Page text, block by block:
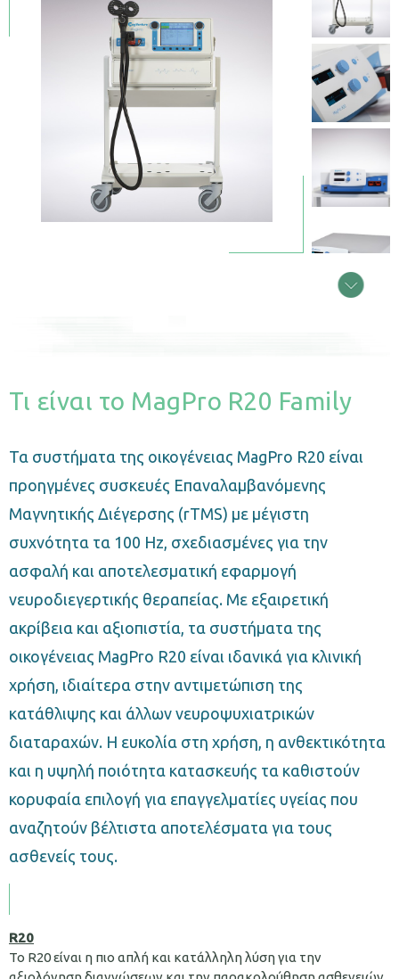
Τι είναι το MagPro R20 Family
Τα συστήματα της οικογένειας MagPro R20 είναι
προηγμένες συσκευές Επαναλαμβανόμενης
Μαγνητικής Διέγερσης (rTMS) με μέγιστη
συχνότητα τα 100 Hz, σχεδιασμένες για την
ασφαλή και αποτελεσματική εφαρμογή
νευροδιεγερτικής θεραπείας. Με εξαιρετική
ακρίβεια και αξιοπιστία, τα συστήματα της
οικογένειας MagPro R20 είναι ιδανικά για κλινική
χρήση, ιδιαίτερα στην αντιμετώπιση της
κατάθλιψης και άλλων νευροψυχιατρικών
διαταραχών. Η ευκολία στη χρήση, η ανθεκτικότητα
και η υψηλή ποιότητα κατασκευής τα καθιστούν
κορυφαία επιλογή για επαγγελματίες υγείας που
αναζητούν βέλτιστα αποτελέσματα για τους
ασθενείς τους.
R20
Το R20 είναι η πιο απλή και κατάλληλη λύση για την